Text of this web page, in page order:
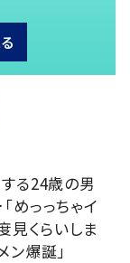
る24歳の男
めっっちゃイ
見くらいしま
ン爆誕」